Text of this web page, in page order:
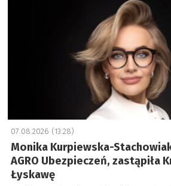
07.08.2026 (13:28)
Monika Kurpiewska-
AGRO Ubezpieczeń, zastąpiła
Łyskawę